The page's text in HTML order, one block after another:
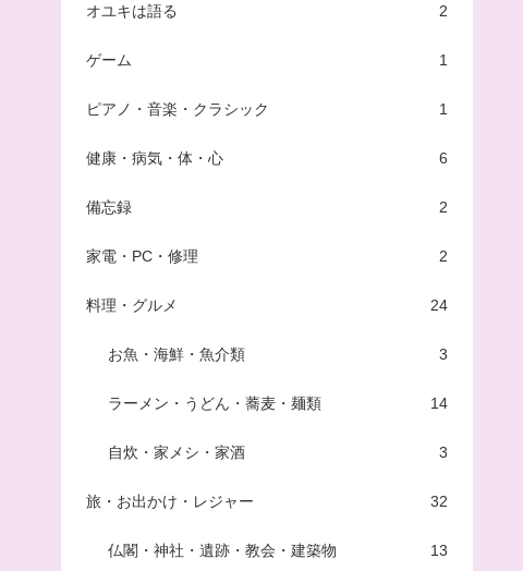
オユキは語る 2
ゲーム 1
ピアノ・音楽・クラシック 1
健康・病気・体・心 6
備忘録 2
家電・PC・修理 2
料理・グルメ 24
お魚・海鮮・魚介類 3
ラーメン・うどん・蕎麦・麺類 14
自炊・家メシ・家酒 3
旅・お出かけ・レジャー 32
仏閣・神社・遺跡・教会・建築物 13